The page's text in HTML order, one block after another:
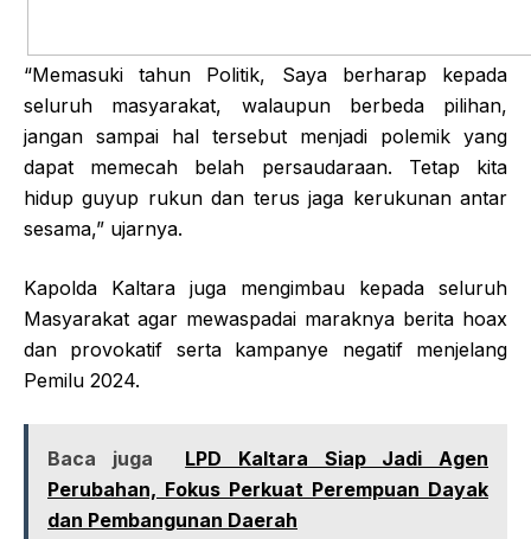
“Memasuki tahun Politik, Saya berharap kepada
seluruh masyarakat, walaupun berbeda pilihan,
jangan sampai hal tersebut menjadi polemik yang
dapat memecah belah persaudaraan. Tetap kita
hidup guyup rukun dan terus jaga kerukunan antar
sesama,” ujarnya.
Kapolda Kaltara juga mengimbau kepada seluruh
Masyarakat agar mewaspadai maraknya berita hoax
dan provokatif serta kampanye negatif menjelang
Pemilu 2024.
Baca juga
LPD Kaltara Siap Jadi Agen
Perubahan, Fokus Perkuat Perempuan Dayak
dan Pembangunan Daerah